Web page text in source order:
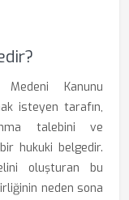
Kanunu
isteyen tarafın,
talebini ve
hukuki belgedir.
oluşturan bu
neden sona